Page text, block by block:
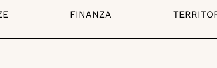
FINANZA